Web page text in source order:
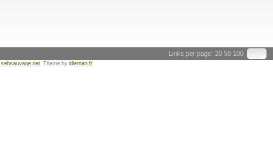
Links per page: 20 50 100
sebsauvage.net . Theme by idleman.fr.